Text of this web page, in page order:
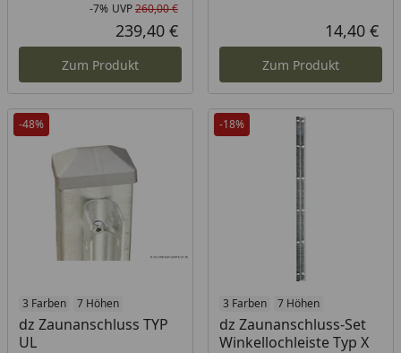
Rabatt in Prozent
-7%
Ursprünglicher Preis
UVP260,00 €
Aktueller Preis
239,40 €
Zum Produkt
14,40 €
Zum Produkt
-48%
3 Farben 7 Höhen
dz Zaunanschluss TYP
UL
-18%
3 Farben 7 Höhen
dz Zaunanschluss-Set
Winkellochleiste Typ X